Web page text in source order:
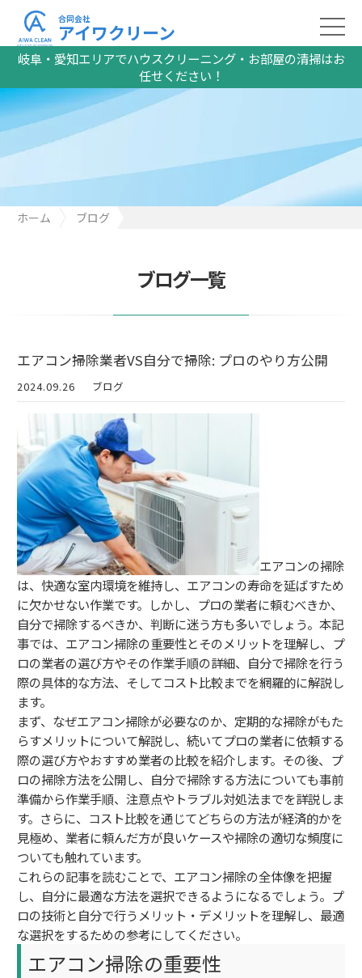
岐阜・愛知エリアでハウスクリーニング・お部屋の清掃はお
任せください！
合同会社
アイワクリーン
ホーム
ブログ
ブログ一覧
エアコン掃除業者VS自分で掃除: プロのやり方公開
2024.09.26 ブログ
エアコンの掃除
は、快適な室内環境を維持し、エアコンの寿命を延ばすため
に欠かせない作業です。しかし、プロの業者に頼むべきか、
自分で掃除するべきか、判断に迷う方も多いでしょう。本記
事では、エアコン掃除の重要性とそのメリットを理解し、プ
ロの業者の選び方やその作業手順の詳細、自分で掃除を行う
際の具体的な方法、そしてコスト比較までを網羅的に解説し
ます。
まず、なぜエアコン掃除が必要なのか、定期的な掃除がもた
らすメリットについて解説し、続いてプロの業者に依頼する
際の選び方やおすすめ業者の比較を紹介します。その後、プ
ロの掃除方法を公開し、自分で掃除する方法についても事前
準備から作業手順、注意点やトラブル対処法までを詳説しま
す。さらに、コスト比較を通じてどちらの方法が経済的かを
見極め、業者に頼んだ方が良いケースや掃除の適切な頻度に
ついても触れています。
これらの記事を読むことで、エアコン掃除の全体像を把握
し、自分に最適な方法を選択できるようになるでしょう。プ
ロの技術と自分で行うメリット・デメリットを理解し、最適
な選択をするための参考にしてください。
エアコン掃除の重要性